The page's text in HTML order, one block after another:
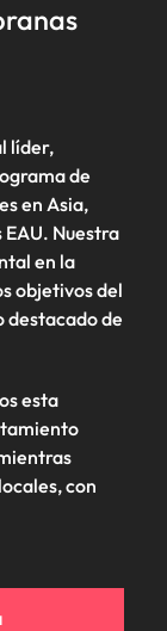
líder,
de
en Asia,
Nuestra
en la
objetivos del
destacado de
esta
con